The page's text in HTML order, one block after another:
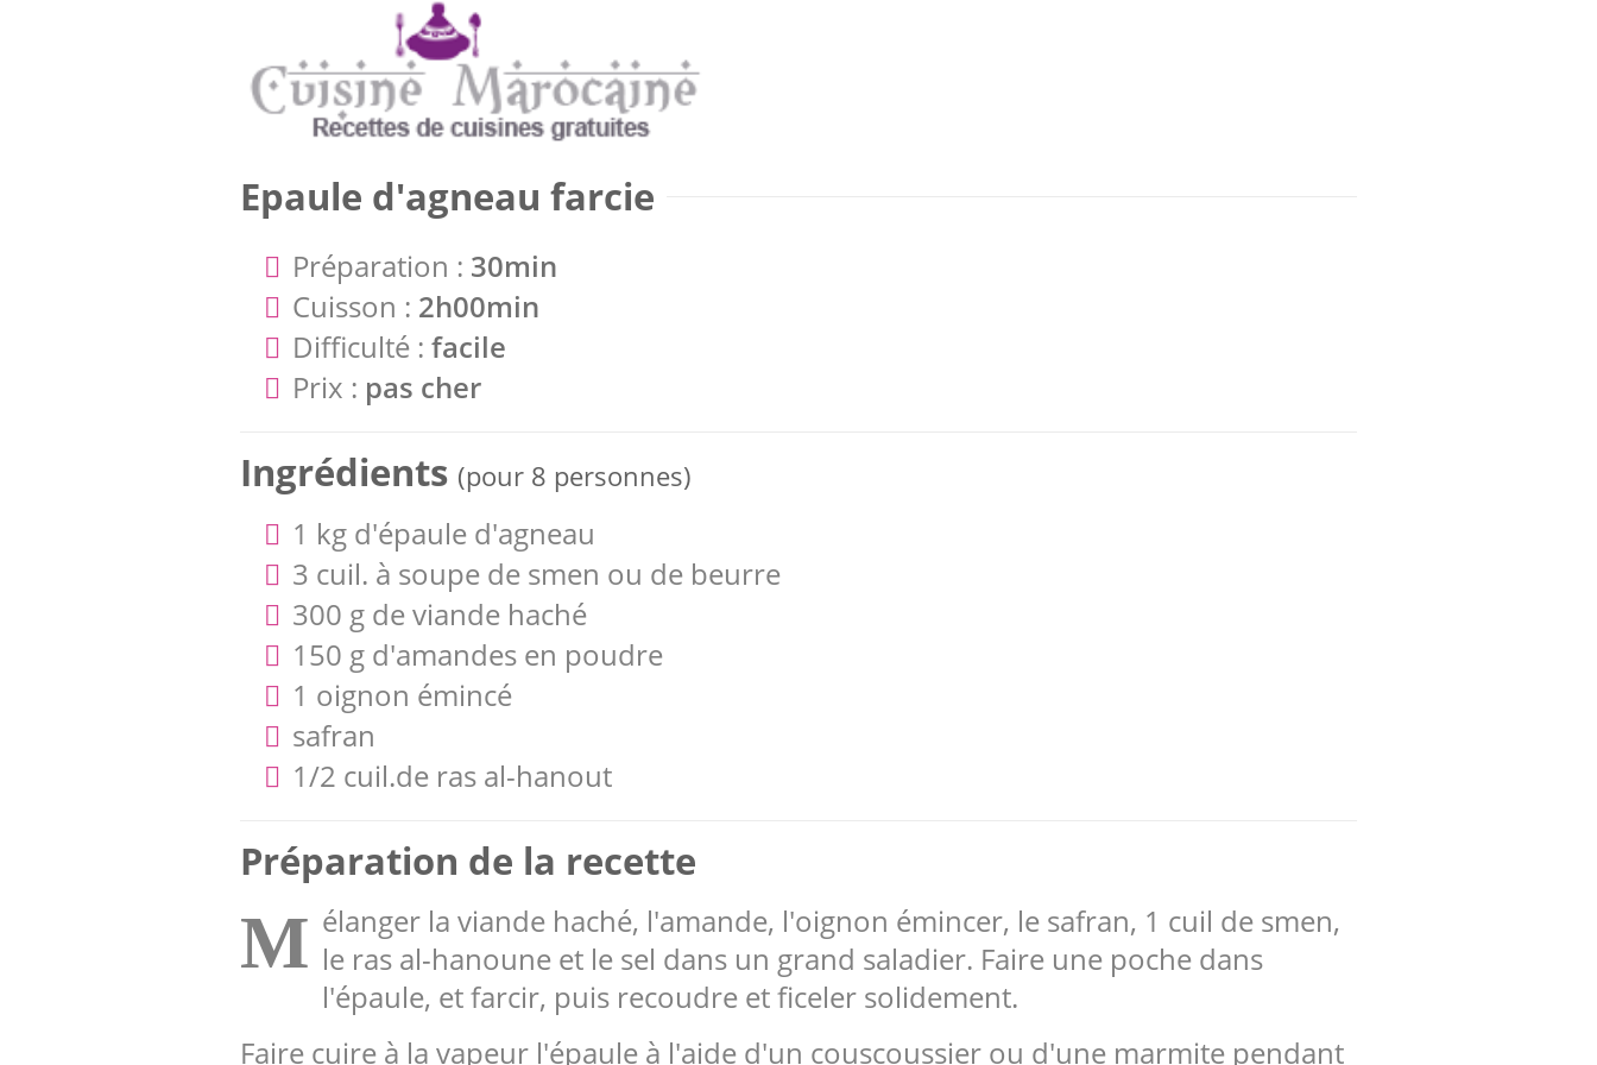
Epaule d'agneau farcie
Préparation : 30min
Cuisson : 2h00min
Difficulté : facile
Prix : pas cher
Ingrédients (pour 8 personnes)
1 kg d'épaule d'agneau
3 cuil. à soupe de smen ou de beurre
300 g de viande haché
150 g d'amandes en poudre
1 oignon émincé
safran
1/2 cuil.de ras al-hanout
Préparation de la recette
M élanger la viande haché, l'amande, l'oignon émincer, le safran, 1 cuil de smen,
le ras al-hanoune et le sel dans un grand saladier. Faire une poche dans
l'épaule, et farcir, puis recoudre et ficeler solidement.
Faire cuire à la vapeur l'épaule à l'aide d'un couscoussier ou d'une marmite pendant